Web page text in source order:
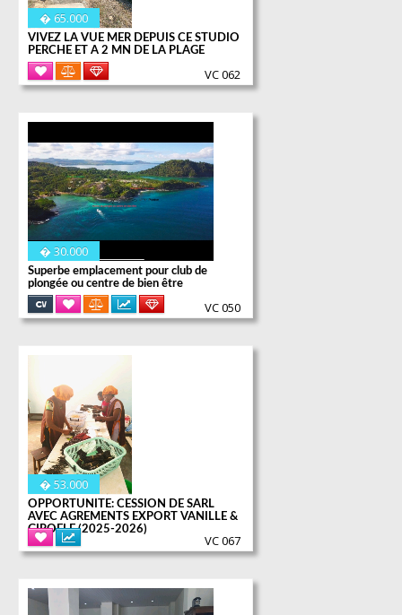
� 65.000
VIVEZ LA VUE MER DEPUIS CE STUDIO
PERCHE ET A 2 MN DE LA PLAGE
VC 062
� 30.000
Plus d'informations
Superbe emplacement pour club de
plongée ou centre de bien être
VC 050
� 53.000
OPPORTUNITE: CESSION DE SARL
AVEC AGREMENTS EXPORT VANILLE &
GIROFLE (2025-2026)
VC 067